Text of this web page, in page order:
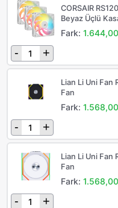
CORSAIR
Beyaz Üçlü
Fark:
- +
Lian Li Uni Fan
Fan
Fark:
- +
Lian Li Uni Fan
Fan
Fark:
- +